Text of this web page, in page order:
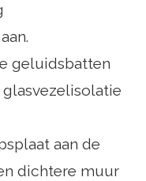
geluidsbatten
aan de
​​dichtere muur